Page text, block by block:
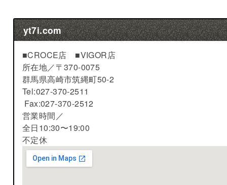
yt7i.com
■CROCE店 ■VIGOR店
所在地／〒370-0075
群馬県高崎市筑縄町50-2
Tel:027-370-2511
Fax:027-370-2512
営業時間／
全日10:30〜19:00
不定休